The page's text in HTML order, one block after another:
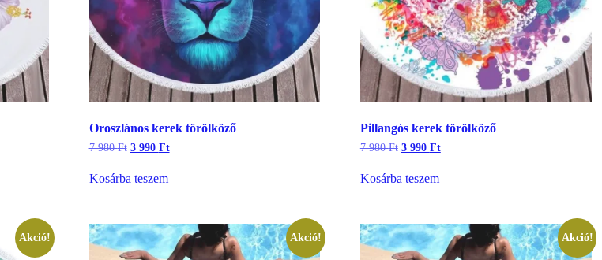
Oroszlános kerek törölköző
7 980Ft Original
7
3 990 FtCurrent
Kosárba teszem
Pillangós kerek törölköző
7 980Ft Original
7
3 990 FtCurrent
Kosárba teszem
Akció! Akció! Akció!